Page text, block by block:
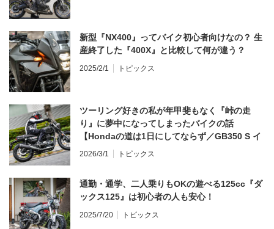
新型『NX400』ってバイク初心者向けなの？ 生
産終了した『400X』と比較して何が違う？
2025/2/1 トピックス
ツーリング好きの私が年甲斐もなく『峠の走
り』に夢中になってしまったバイクの話
【Hondaの道は1日にしてならず／GB350 S イ
ンプレ・レビュー 前編】
2026/3/1 トピックス
通勤・通学、二人乗りもOKの遊べる125cc『ダ
ックス125』は初心者の人も安心！
2025/7/20 トピックス